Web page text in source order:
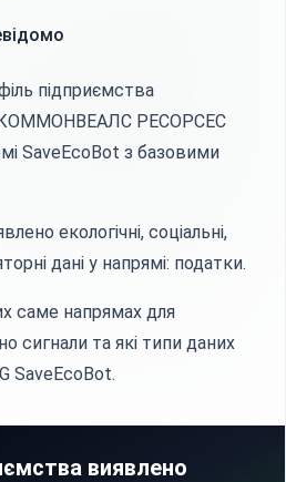
підприємства
РЕСОРСЕС
SaveEcoBot з базовими
екологічні, соціальні,
дані у напрямі: податки.
саме напрямах для
сигнали та які типи даних
SaveEcoBot.
виявлено